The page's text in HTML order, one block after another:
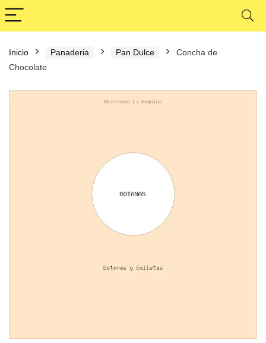
Inicio Panaderia Pan Dulce
Concha de
Chocolate